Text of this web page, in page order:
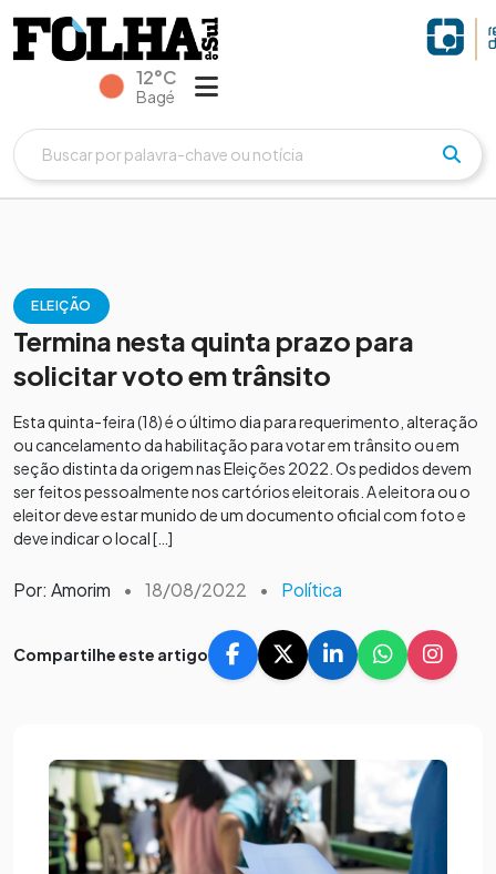
12°C
Bagé
ELEIÇÃO
Termina nesta quinta prazo para
solicitar voto em trânsito
Esta quinta-feira (18) é o último dia para requerimento, alteração
ou cancelamento da habilitação para votar em trânsito ou em
seção distinta da origem nas Eleições 2022. Os pedidos devem
ser feitos pessoalmente nos cartórios eleitorais. A eleitora ou o
eleitor deve estar munido de um documento oficial com foto e
deve indicar o local […]
Por: Amorim • 18/08/2022 • Política
Compartilhe este artigo